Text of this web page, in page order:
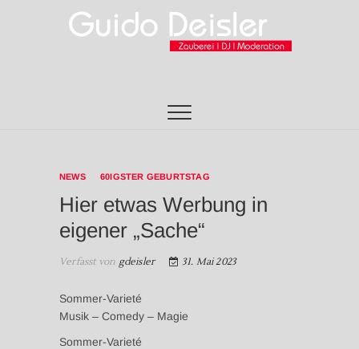
NEWS 60IGSTER GEBURTSTAG
Hier etwas Werbung in
eigener „Sache“
Verfasst von gdeisler 31. Mai 2023
Sommer-Varieté
Musik – Comedy – Magie
Sommer-Varieté